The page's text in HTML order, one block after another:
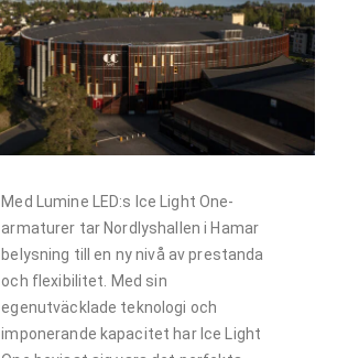
Med Lumine LED:s Ice Light One-
armaturer tar Nordlyshallen i Hamar
belysning till en ny nivå av prestanda
och flexibilitet. Med sin
egenutväcklade teknologi och
imponerande kapacitet har Ice Light